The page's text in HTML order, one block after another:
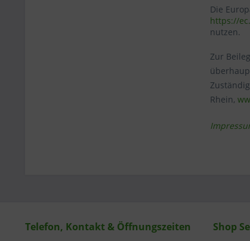
Die
https://
nutzen.
Zur
Rhein,
Telefon, Kontakt & Öffnungszeiten Shop